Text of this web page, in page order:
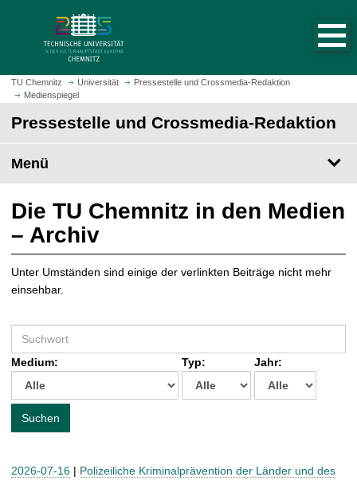
m
H
t
s
i
e
a
u
f
r
u
f
e
TU Chemnitz Universität
Pressestelle und Crossmedia-Redaktion
Medienspiegel
Pressestelle und Crossmedia-Redaktion
Menü
Die TU Chemnitz in den Medien
– Archiv
Unter Umständen sind einige der verlinkten Beiträge nicht mehr
einsehbar.
u
c
e
h
Medium: Typ: Jahr:
Suchen
2026-07-16 | Polizeiliche Kriminalprävention der Länder und des